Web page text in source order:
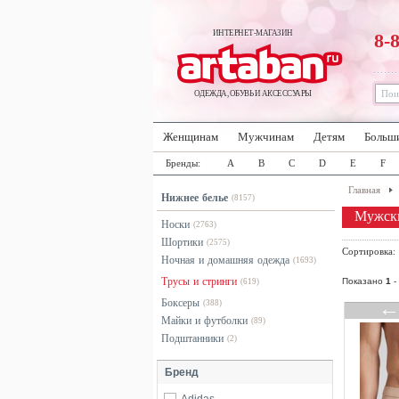
ИНТЕРНЕТ-МАГАЗИН
ОДЕЖДА, ОБУВЬ И АКСЕССУАРЫ
8-
Женщинам Мужчинам Детям
Бренды: A B C D E F
Нижнее белье (8157)
Носки (2763)
Шортики (2575)
Ночная и домашняя одежда (1693)
Трусы и стринги (619)
Боксеры (388)
Майки и футболки (89)
Подштанники (2)
Бренд
Главная
Сортировка:
Показано 1 -